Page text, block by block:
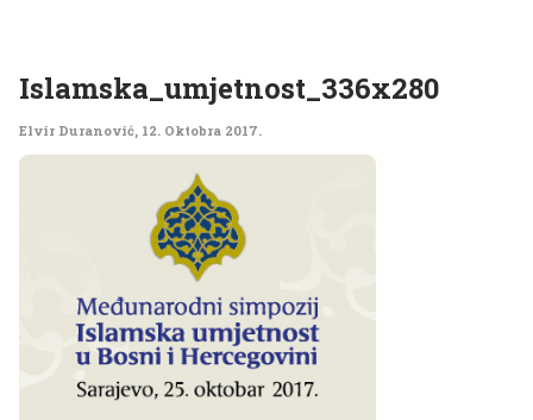
Islamska_umjetnost_336x280
Elvir Duranović, 12. Oktobra 2017.